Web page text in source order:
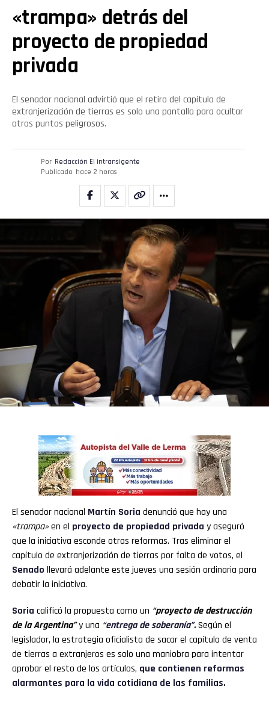
«trampa» detrás del
proyecto de propiedad
privada
El senador nacional advirtió que el retiro del capítulo de
extranjerización de tierras es solo una pantalla para ocultar
otros puntos peligrosos.
Por Redacción El intransigente
Publicado hace 2 horas
El senador nacional Martín Soria denunció que hay una
«trampa»en el proyecto de propiedad privada y aseguró
que la iniciativa esconde otras reformas. Tras eliminar el
capítulo de extranjerización de tierras por falta de votos, el
Senado llevará adelante este jueves una sesión ordinaria para
debatir la iniciativa.
Soria calificó la propuesta como un “proyecto de destrucción
de la Argentina”y una “entrega de soberanía”.Según el
legislador, la estrategia oficialista de sacar el capítulo de venta
de tierras a extranjeros es solo una maniobra para intentar
aprobar el resto de los artículos, que contienen reformas
alarmantes para la vida cotidiana de las familias.